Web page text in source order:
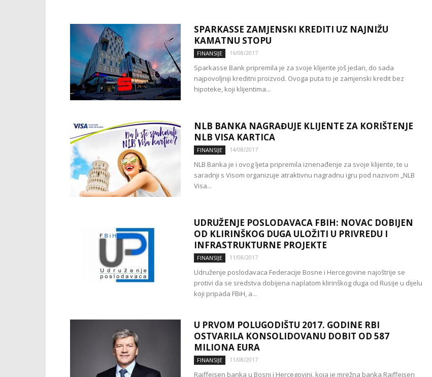
SPARKASSE ZAMJENSKI KREDITI UZ NAJNIŽU
KAMATNU STOPU
FINANSIJE 16/08/2017
Sparkasse Bank pripremila je za svoje klijente još jedan, do sada
najpovoljniji kreditni proizvod. Ovoga puta to je zamjenski kredit bez
hipoteke, koji klijentima...
NLB BANKA NAGRAĐUJE KLIJENTE ZA KORIŠTENJE
NLB VISA KARTICA
FINANSIJE 14/08/2017
NLB Banka je i ovog ljeta pripremila iznenađenje za svoje klijente, te u
saradnji s Visom organizuje atraktivnu nagradnu igru pod nazivom „NLB
Visa...
UDRUŽENJE POSLODAVACA FBIH: NOVAC DOBIJEN
OD KLIRINŠKOG DUGA ULOŽITI U PRIVREDU I
INFRASTRUKTURNE PROJEKTE
FINANSIJE 11/08/2017
Udruženje poslodavaca Federacije Bosne i Hercegovine najoštrije se
protivi da se sredstva dobijena naplatom klirinškog duga od Rusije u dijelu
koji pripada FBiH, a...
U PRVOM POLUGODIŠTU 2017. GODINE RBI
OSTVARILA KONSOLIDOVANU DOBIT OD 587
MILIONA EURA
FINANSIJE 11/08/2017
Raiffeisen banka u Bosni i Hercegovini, koja je mrežna banka Raiffeisen